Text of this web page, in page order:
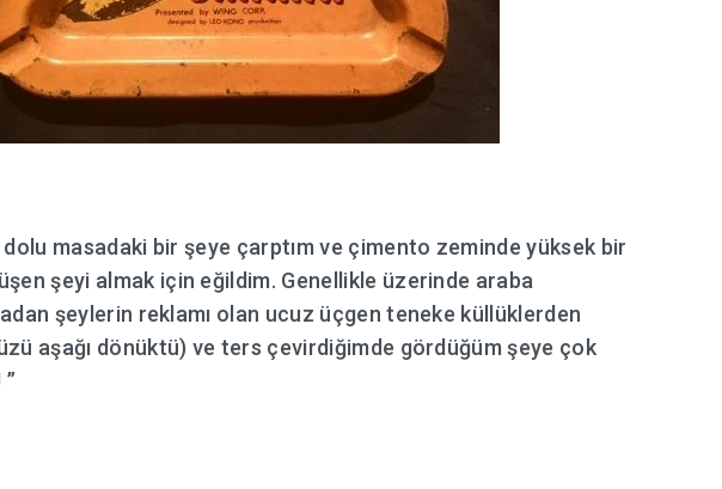
dolu masadaki bir şeye çarptım ve çimento zeminde yüksek bir
şeyi almak için eğildim. Genellikle üzerinde araba
şeylerin reklamı olan ucuz üçgen teneke küllüklerden
aşağı dönüktü) ve ters çevirdiğimde gördüğüm şeye çok